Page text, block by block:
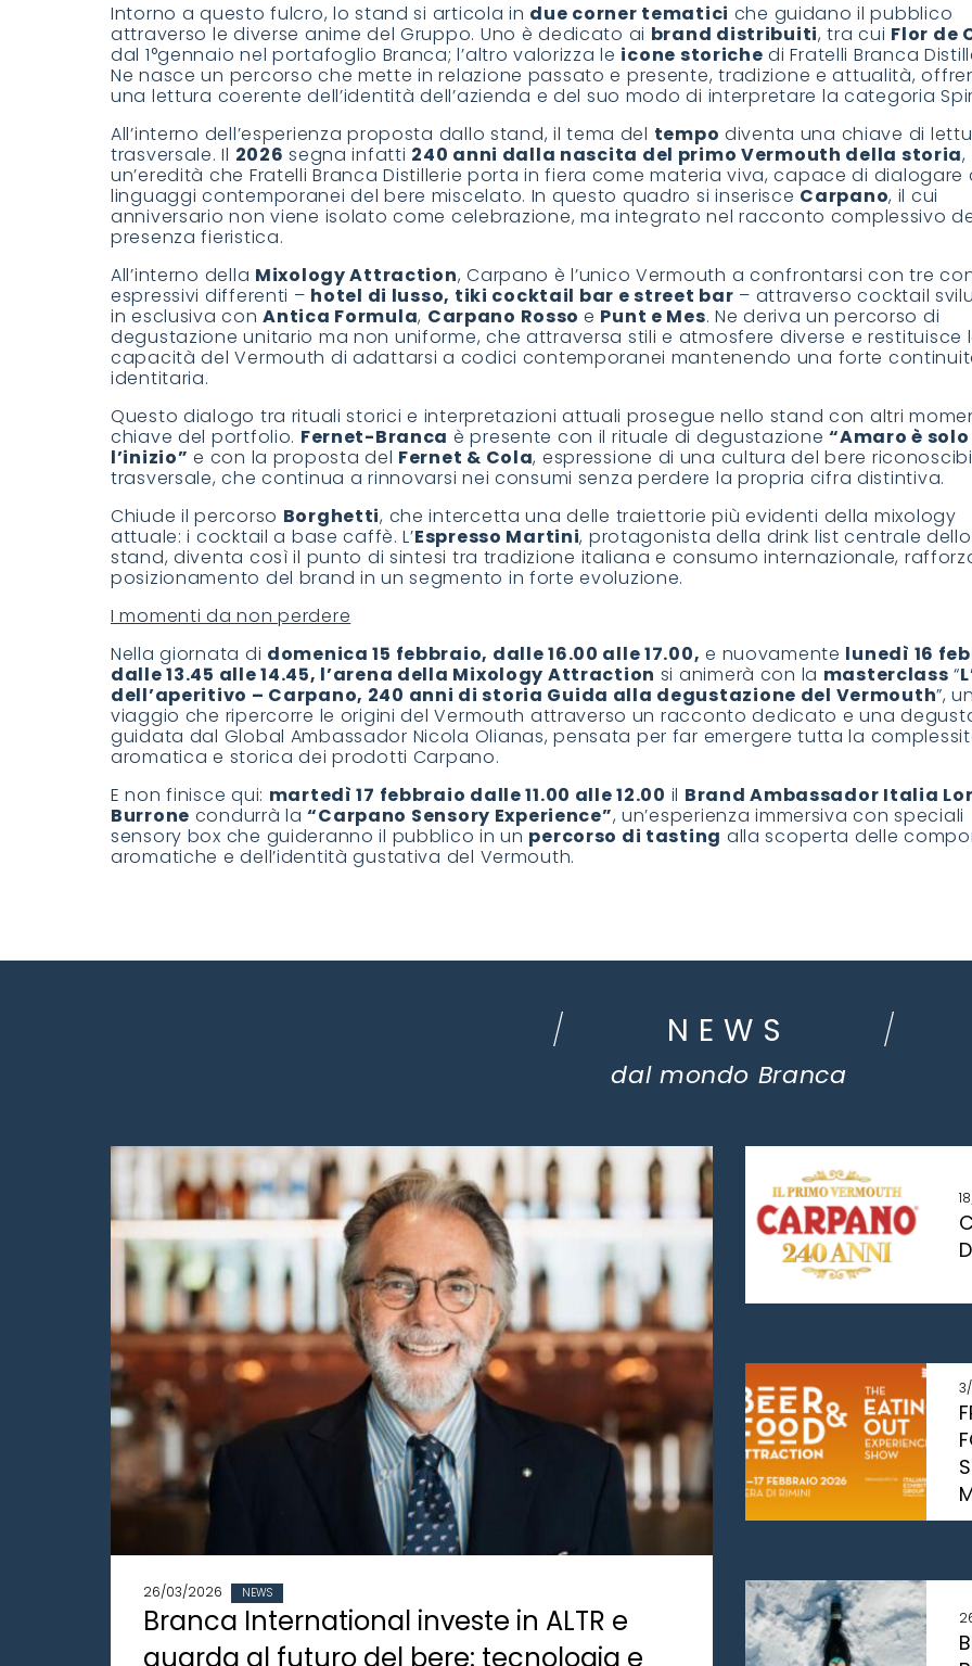
Intorno a questo fulcro, lo stand si articola in due corner tematici che guidano il pubblico
attraverso le diverse anime del Gruppo. Uno è dedicato ai brand distribuiti, tra cui Flor de
dal 1°gennaio nel portafoglio Branca; l’altro valorizza le icone storiche di Fratelli Branca
Ne nasce un percorso che mette in relazione passato e presente, tradizione e attualità,
una lettura coerente dell’identità dell’azienda e del suo modo di interpretare la categoria
All’interno dell’esperienza proposta dallo stand, il tema del tempo diventa una chiave di
trasversale. Il 2026 segna infatti 240 anni dalla nascita del primo Vermouth della storia,
un’eredità che Fratelli Branca Distillerie porta in fiera come materia viva, capace di dialogare
linguaggi contemporanei del bere miscelato. In questo quadro si inserisce Carpano, il cui
anniversario non viene isolato come celebrazione, ma integrato nel racconto complessivo
presenza fieristica.
All’interno della Mixology Attraction, Carpano è l’unico Vermouth a confrontarsi con tre
espressivi differenti – hotel di lusso, tiki cocktail bar e street bar – attraverso cocktail
in esclusiva conAntica Formula, Carpano Rosso e Punt e Mes. Ne deriva un percorso di
degustazione unitario ma non uniforme, che attraversa stili e atmosfere diverse e restituisce
capacità del Vermouth di adattarsi a codici contemporanei mantenendo una forte
identitaria.
Questo dialogo tra rituali storici e interpretazioni attuali prosegue nello stand con altri
chiave del portfolio. Fernet-Branca è presente con il rituale di degustazione“Amaro è solo
l’inizio” e con la proposta del Fernet & Cola, espressione di una cultura del bere
trasversale, che continua a rinnovarsi nei consumi senza perdere la propria cifra distintiva.
Chiude il percorso Borghetti, che intercetta una delle traiettorie più evidenti della mixology
attuale: i cocktail a base caffè. L’Espresso Martini, protagonista della drink list centrale dello
stand, diventa così il punto di sintesi tra tradizione italiana e consumo internazionale,
posizionamento del brand in un segmento in forte evoluzione.
I momenti da non perdere
Nella giornata di domenica 15 febbraio, dalle 16.00 alle 17.00, e nuovamente lunedì 16
dalle 13.45 alle 14.45, l’arena della Mixology Attraction si animerà con la masterclass “
dell’aperitivo – Carpano, 240 anni di storia Guida alla degustazione del Vermouth”, un
viaggio che ripercorre le origini del Vermouth attraverso un racconto dedicato e una
guidata dal Global Ambassador Nicola Olianas, pensata per far emergere tutta la
aromatica e storica dei prodotti Carpano.
E non finisce qui: martedì 17 febbraio dalle 11.00 alle 12.00 il Brand Ambassador Italia
Burrone condurrà la“Carpano Sensory Experience”, un’esperienza immersiva con speciali
sensory box che guideranno il pubblico in un percorso di tasting alla scoperta delle
aromatiche e dell’identità gustativa del Vermouth.
NEWS
dal mondo Branca
26/03/2026 NEWS
Branca International investe in ALTR e
guarda al futuro del bere: tecnologia e